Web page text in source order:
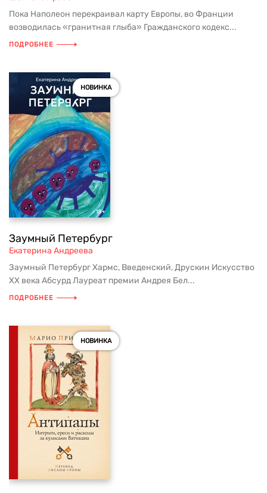
Пока Наполеон перекраивал карту Европы, во Франции
возводилась «гранитная глыба» Гражданского кодекс...
ПОДРОБНЕЕ
НОВИНКА
Заумный Петербург
Екатерина Андреева
Заумный Петербург Хармс, Введенский, Друскин Искусство
ХХ века Абсурд Лауреат премии Андрея Бел...
ПОДРОБНЕЕ
НОВИНКА